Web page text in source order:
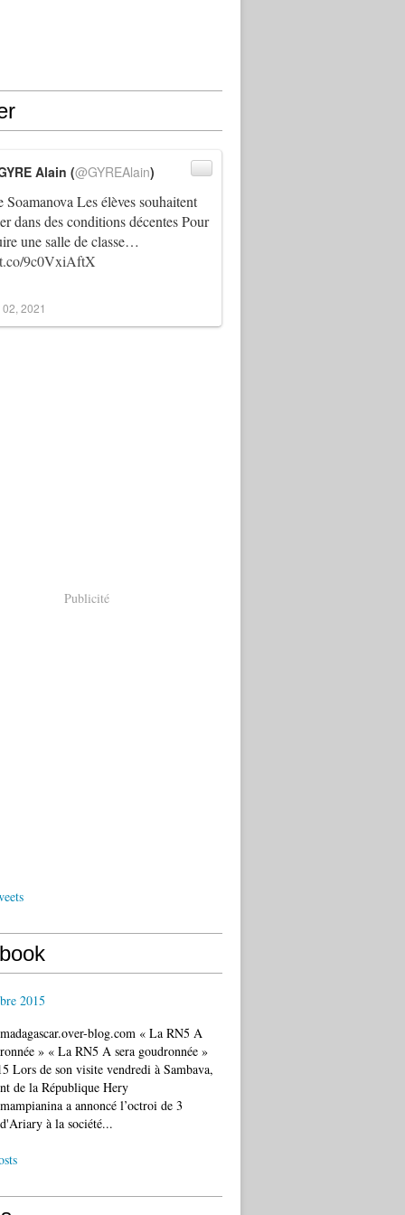
Soamanova Les élèves souhaitent
dans des conditions décentes Pour
une salle de classe…
9c0VxiAftX
Alain (@GYREAlain)
2021
Publicité
2015
blog.com « La RN5 A
» « La RN5 A sera goudronnée »
Lors de son visite vendredi à Sambava,
de la République Hery
a annoncé l’octroi de 3
à la société...